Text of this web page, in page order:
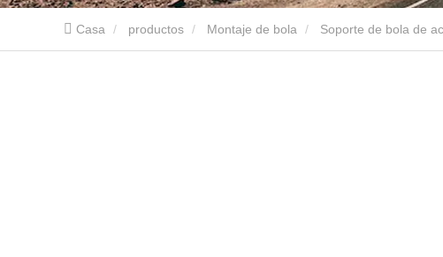
Casa productos Montaje de bola Soporte de bola de